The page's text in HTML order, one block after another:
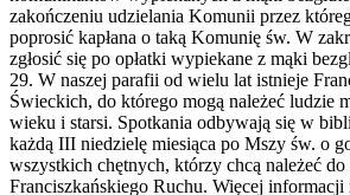
zakończeniu udzielania Komunii przez
poprosić kapłana o taką Komunię św. W
zgłosić się po opłatki wypiekane z mąki
29. W naszej parafii od wielu lat istnieje
Świeckich, do którego mogą należeć ludzie
wieku i starsi. Spotkania odbywają się w
każdą III niedzielę miesiąca po Mszy św. o
wszystkich chętnych, którzy chcą należeć do
Franciszkańskiego Ruchu. Więcej informacji